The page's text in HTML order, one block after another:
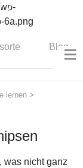
Blog≡
lernen >
was nicht ganz